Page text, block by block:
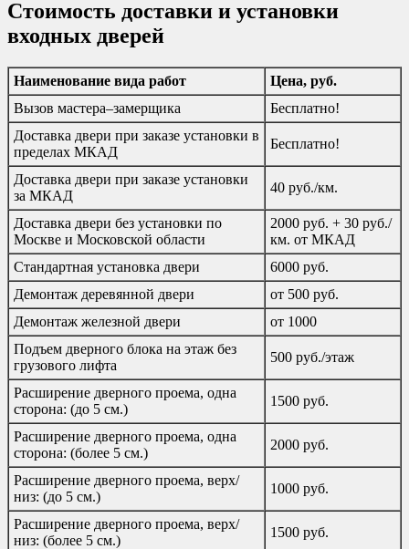
Стоимость доставки и установки
входных дверей
Наименование вида работ
Цена, руб.
Вызов мастера–замерщика
Бесплатно!
Доставка двери при заказе установки в
пределах МКАД
Бесплатно!
Доставка двери при заказе установки
за МКАД
40 руб./км.
Доставка двери без установки по
Москве и Московской области
2000 руб. + 30 руб./
км. от МКАД
Стандартная установка двери
6000 руб.
Демонтаж деревянной двери
от 500 руб.
Демонтаж железной двери
от 1000
Подъем дверного блока на этаж без
грузового лифта
500 руб./этаж
Расширение дверного проема, одна
сторона: (до 5 см.)
1500 руб.
Расширение дверного проема, одна
сторона: (более 5 см.)
2000 руб.
Расширение дверного проема, верх/
низ: (до 5 см.)
1000 руб.
Расширение дверного проема, верх/
низ: (более 5 см.)
1500 руб.